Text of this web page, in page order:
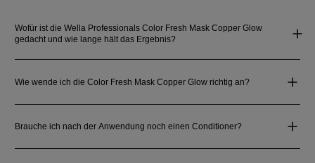
Wofür ist die Wella Professionals Color Fresh Mask Copper Glow
gedacht und wie lange hält das Ergebnis?
Wie wende ich die Color Fresh Mask Copper Glow richtig an?
Brauche ich nach der Anwendung noch einen Conditioner?